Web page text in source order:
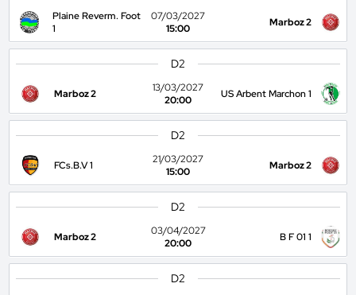
Plaine Reverm. Foot
1
07/03/2027
15:00
Marboz 2
D2
Marboz 2
13/03/2027
20:00
US Arbent Marchon 1
D2
FCs.B.V 1
21/03/2027
15:00
Marboz 2
D2
Marboz 2
03/04/2027
20:00
B F 01 1
D2